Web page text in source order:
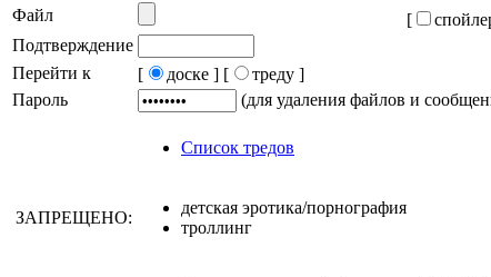
Файл [
Подтверждение
Перейти к
[ доске ] [
треду ]
Пароль
(для удаления файлов и
Список тредов
ЗАПРЕЩЕНО:
детская эротика/порнография
троллинг